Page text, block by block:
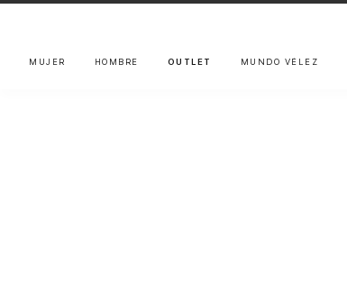
MUJER HOMBRE OUTLET MUNDO VÉLEZ